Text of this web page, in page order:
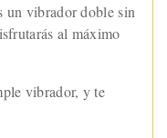
un vibrador doble sin
al máximo
vibrador, y te